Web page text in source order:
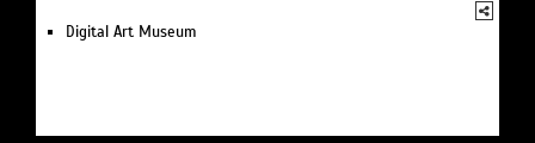
Digital Art Museum